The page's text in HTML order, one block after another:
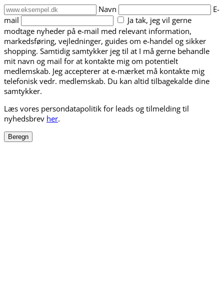
Navn
E-
mail
Ja tak, jeg vil gerne
modtage nyheder på e-mail med relevant information,
markedsføring, vejledninger, guides om e-handel og sikker
shopping. Samtidig samtykker jeg til at I må gerne behandle
mit navn og mail for at kontakte mig om potentielt
medlemskab. Jeg accepterer at e-mærket må kontakte mig
telefonisk vedr. medlemskab. Du kan altid tilbagekalde dine
samtykker.
Læs vores persondatapolitik for leads og tilmelding til
nyhedsbrev her.
Beregn